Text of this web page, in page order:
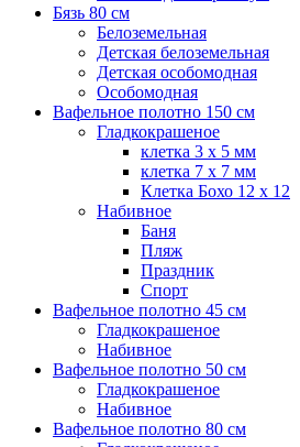
Бязь 80 см
Белоземельная
Детская белоземельная
Детская особомодная
Особомодная
Вафельное полотно 150 см
Гладкокрашеное
клетка 3 х 5 мм
клетка 7 х 7 мм
Клетка Бохо 12 x 12
Набивное
Баня
Пляж
Праздник
Спорт
Вафельное полотно 45 см
Гладкокрашеное
Набивное
Вафельное полотно 50 см
Гладкокрашеное
Набивное
Вафельное полотно 80 см